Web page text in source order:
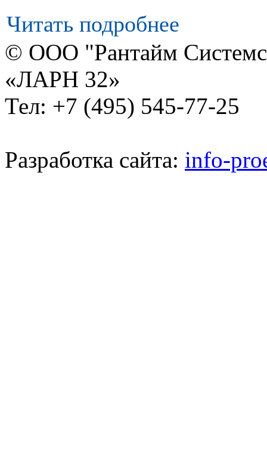
Читать подробнее
© ООО "Рантайм
«ЛАРН 32»
Тел: +7 (495) 545-77-25
Разработка сайта: info-